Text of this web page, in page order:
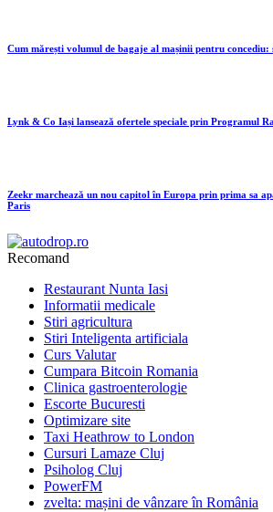
Cum mărești volumul de bagaje al mașinii pentru
Lynk & Co Iași lansează ofertele speciale prin Programul
Zeekr marchează un nou capitol în Europa prin prima sa
Paris
Recomand
Restaurant Nunta Iasi
Informatii medicale
Stiri agricultura
Stiri Inteligenta artificiala
Curs Valutar
Cumpara Bitcoin Romania
Clinica gastroenterologie
Escorte Bucuresti
Optimizare site
Taxi Heathrow to London
Cursuri Lamaze Cluj
Psiholog Cluj
PowerFM
zvelta: mașini de vânzare în România